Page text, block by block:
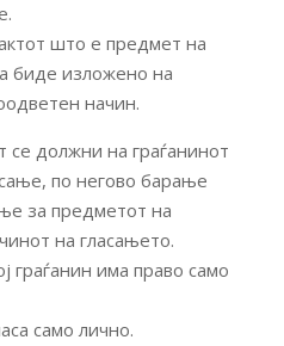
што е предмет на
биде изложено на
начин.
должни на граѓанинот
по негово барање
за предметот на
на гласањето.
граѓанин има право само
само лично.